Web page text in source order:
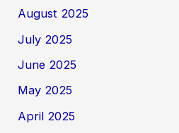
August 2025
July 2025
June 2025
May 2025
April 2025